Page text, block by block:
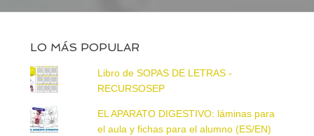
LO MÁS POPULAR
Libro de SOPAS DE LETRAS -
RECURSOSEP
EL APARATO DIGESTIVO: láminas para
el aula y fichas para el alumno (ES/EN)